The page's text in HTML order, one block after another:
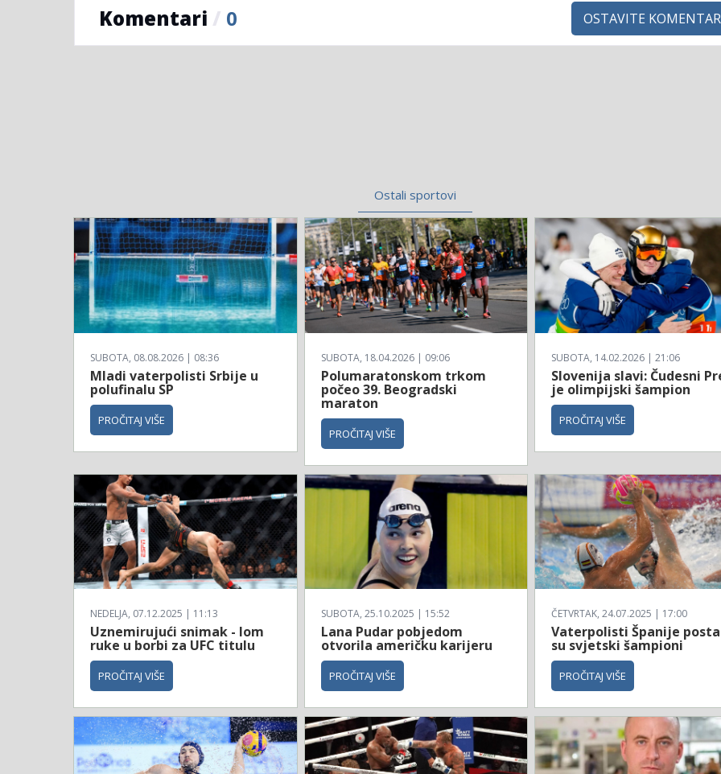
Komentari / 0 OSTAVITE KOMENTAR
Ostali sportovi
SUBOTA, 08.08.2026 | 08:36
Mladi vaterpolisti Srbije u
polufinalu SP
PROČITAJ VIŠE
SUBOTA, 18.04.2026 | 09:06
Polumaratonskom trkom
počeo 39. Beogradski
maraton
PROČITAJ VIŠE
SUBOTA, 14.02.2026 | 21:06
Slovenija slavi: Čudesni
je olimpijski šampion
PROČITAJ VIŠE
NEDELJA, 07.12.2025 | 11:13
Uznemirujući snimak - lom
ruke u borbi za UFC titulu
PROČITAJ VIŠE
SUBOTA, 25.10.2025 | 15:52
Lana Pudar pobjedom
otvorila američku karijeru
PROČITAJ VIŠE
ČETVRTAK, 24.07.2025 | 17:00
Vaterpolisti Španije
su svjetski šampioni
PROČITAJ VIŠE